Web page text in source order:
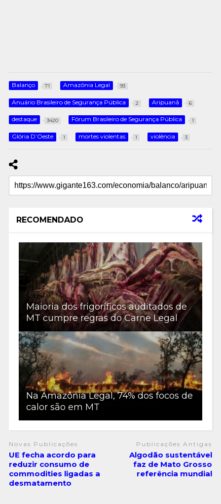
Balanço 71 Amazônia Legal 93
Anuário Brasileiro de Segurança Pública 2 Aripuanã 6
destaque 3420 Fórum Brasileiro de Segurança Pública 1
Glória D’Oeste 1 mortes violentas 1 violência 3
RECOMENDADO
Maioria dos frigoríficos auditados de
MT cumpre regras do Carne Legal
Na Amazônia Legal, 74% dos focos de
calor são em MT
Novas Publicações
UE fecha acordo para
reduzir consumo de
commodities ligadas a
desmatamento
Publicações Antigas
Algodão sustentável
faz de Mato Grosso
referência mundial